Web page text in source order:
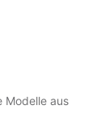
Modelle aus